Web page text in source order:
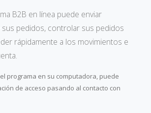
B2B en línea puede enviar
pedidos, controlar sus pedidos
rápidamente a los movimientos e
programa en su computadora, puede
de acceso pasando al contacto con